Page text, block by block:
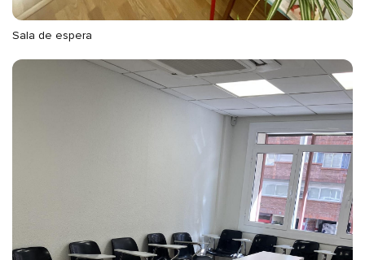
Sala de espera